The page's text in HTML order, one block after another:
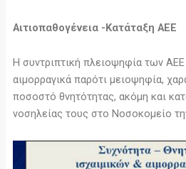
Αιτιοπαθογένεια -Κατάταξη ΑΕΕ
Η συντριπτική πλειοψηφία των ΑΕΕ
αιμορραγικά παρότι μειοψηφία,
ποσοστό θνητότητας, ακόμη και
νοσηλείας τους στο Νοσοκομείο